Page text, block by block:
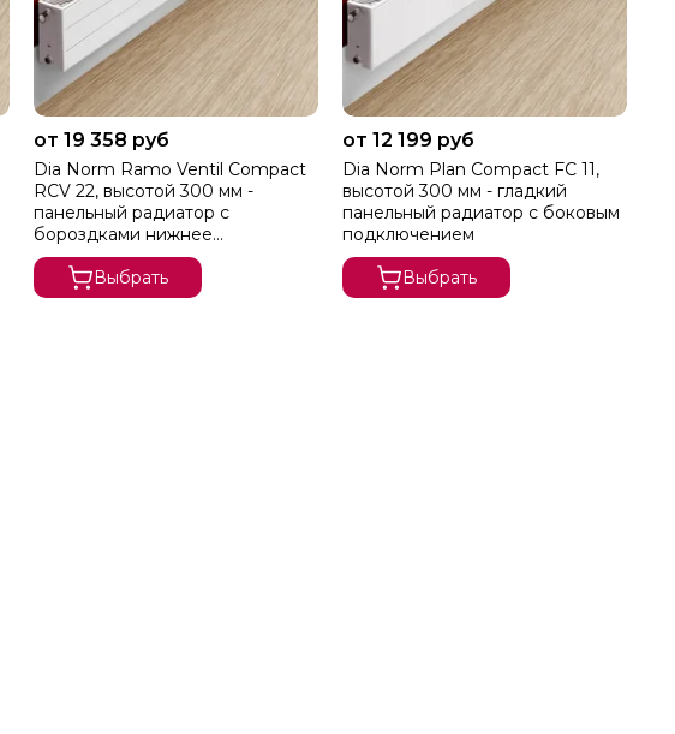
от 19 358 руб
Dia Norm Ramo Ventil Compact
RCV 22, высотой 300 мм -
панельный радиатор с
бороздками нижнее
подключение
Выбрать
от 12 199 руб
Dia Norm Plan Compact FC 11,
высотой 300 мм - гладкий
панельный радиатор с боковым
подключением
Выбрать